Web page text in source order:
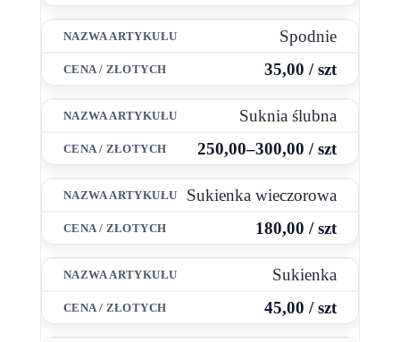
Spodnie
35,00 / szt
Suknia ślubna
250,00–300,00 / szt
Sukienka wieczorowa
180,00 / szt
Sukienka
45,00 / szt